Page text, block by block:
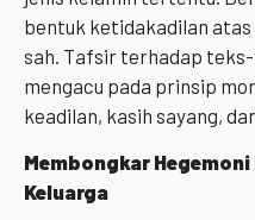
bentuk ketidakadilan
sah. Tafsir terhadap
mengacu pada prinsip
keadilan, kasih sayang,
Membongkar
Keluarga